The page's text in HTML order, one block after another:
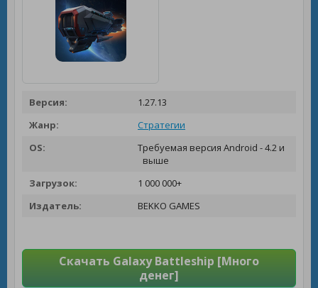
Версия:
1.27.13
Жанр:
Стратегии
OS:
Требуемая версия Android - 4.2 и
выше
Загрузок:
1 000 000+
Издатель:
BEKKO GAMES
Скачать Galaxy Battleship [Много
денег]